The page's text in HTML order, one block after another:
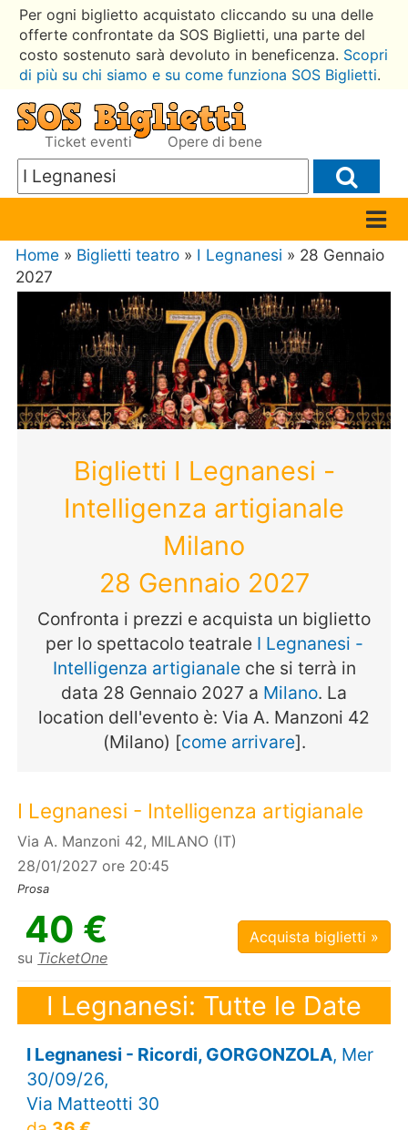
Per ogni biglietto acquistato cliccando su una delle
offerte confrontate da SOS Biglietti, una parte del
costo sostenuto sarà devoluto in beneficenza. Scopri
di più su chi siamo e su come funziona SOS Biglietti.
Ticket eventi Opere di bene
Home » Biglietti teatro » I Legnanesi » 28 Gennaio
2027
Biglietti I Legnanesi -
Intelligenza artigianale
Milano
28 Gennaio 2027
Confronta i prezzi e acquista un biglietto
per lo spettacolo teatrale I Legnanesi -
Intelligenza artigianaleche si terrà in
data 28 Gennaio 2027 a Milano. La
location dell'evento è: Via A. Manzoni 42
(Milano) [come arrivare].
I Legnanesi - Intelligenza artigianale
Via A. Manzoni 42, MILANO (IT)
28/01/2027 ore 20:45
Prosa
40 €
su TicketOne
Acquista biglietti »
I Legnanesi: Tutte le Date
I Legnanesi - Ricordi, GORGONZOLA, Mer
30/09/26,
Via Matteotti 30